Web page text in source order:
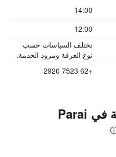
14:00
12:00
تختلف السياسات حسب
نوع الغرفة ومزود الخدمة.
+62 7523 2920
المزايا ووسائل الراحة في Parai